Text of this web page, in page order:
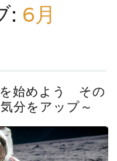
: 6月
始めよう その
分をアップ～